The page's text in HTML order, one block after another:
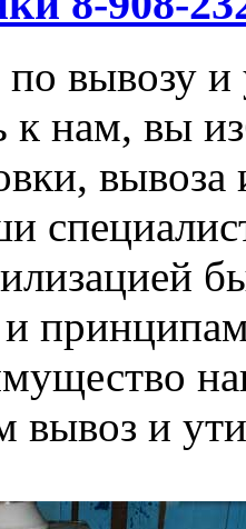
вывозу и
нам, вы
вывоза
вывоз и